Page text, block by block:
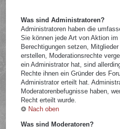
Was sind Administratoren?
Administratoren haben die
Sie können jede Art von Aktion im
Berechtigungen setzen,
erstellen, Moderationsrechte
ein Administrator hat, sind
Rechte ihnen ein Gründer des
Administrator erteilt hat.
Moderatorenbefugnisse haben,
Recht erteilt wurde.
Nach oben
Was sind Moderatoren?